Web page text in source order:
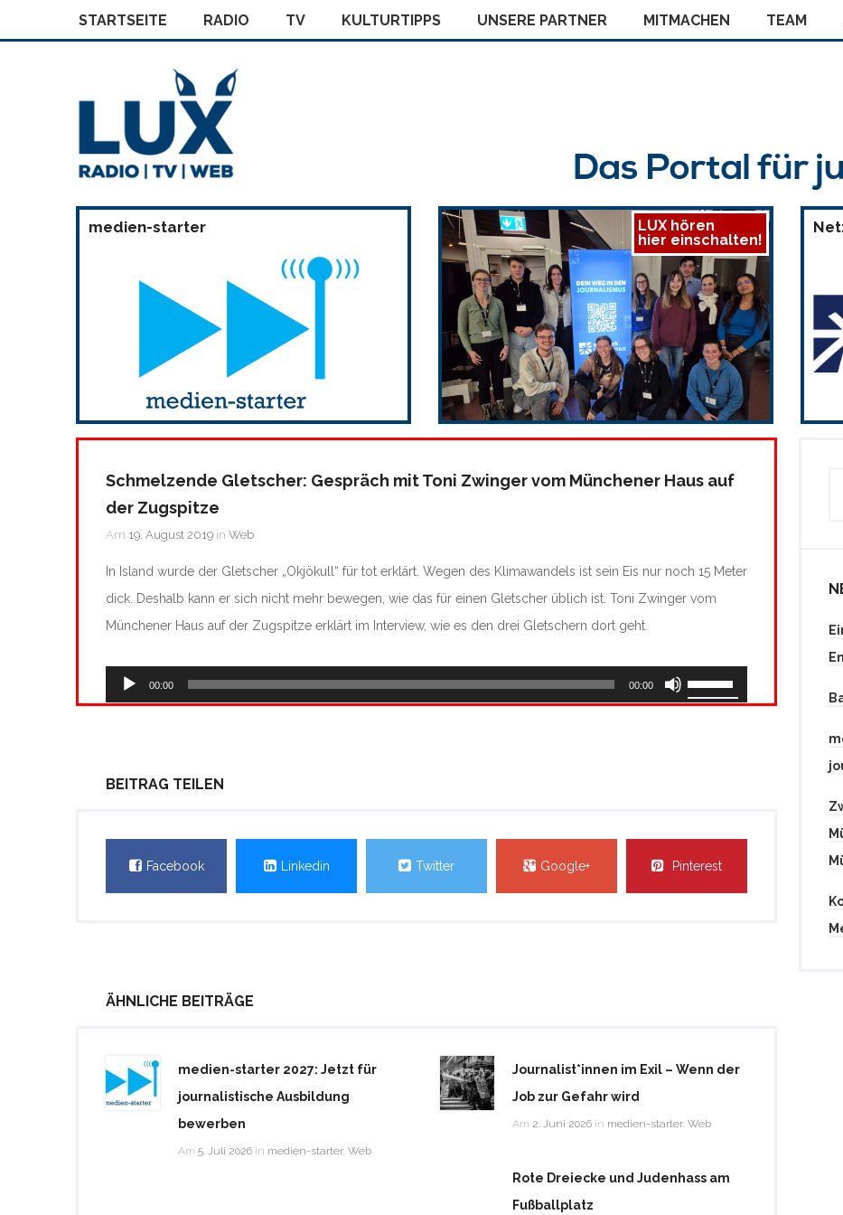
STARTSEITE RADIO TV KULTURTIPPS UNSERE PARTNER MITMACHEN TEAM
Das Portal für
medien-starter
LUX hören
hier einschalten!
Schmelzende Gletscher: Gespräch mit Toni Zwinger vom Münchener Haus auf
der Zugspitze
Am 19. August 2019 in Web
In Island wurde der Gletscher „Okjökull“ für tot erklärt. Wegen des Klimawandels ist sein Eis nur noch 15 Meter
dick. Deshalb kann er sich nicht mehr bewegen, wie das für einen Gletscher üblich ist. Toni Zwinger vom
Münchener Haus auf der Zugspitze erklärt im Interview, wie es den drei Gletschern dort geht.
Audio-
Player
00:00 00:00
Pfeiltasten
Hoch/Runter
zu
regeln.
BEITRAG TEILEN
Facebook Linkedin Twitter Google+ Pinterest
ÄHNLICHE BEITRÄGE
medien-starter 2027: Jetzt für
journalistische Ausbildung
bewerben
Am 5. Juli 2026 in medien-starter, Web
Journalist*innen im Exil – Wenn der
Job zur Gefahr wird
Am 2. Juni 2026 in medien-starter, Web
Rote Dreiecke und Judenhass am
Fußballplatz